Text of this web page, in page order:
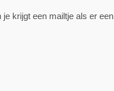
krijgt een mailtje als er een